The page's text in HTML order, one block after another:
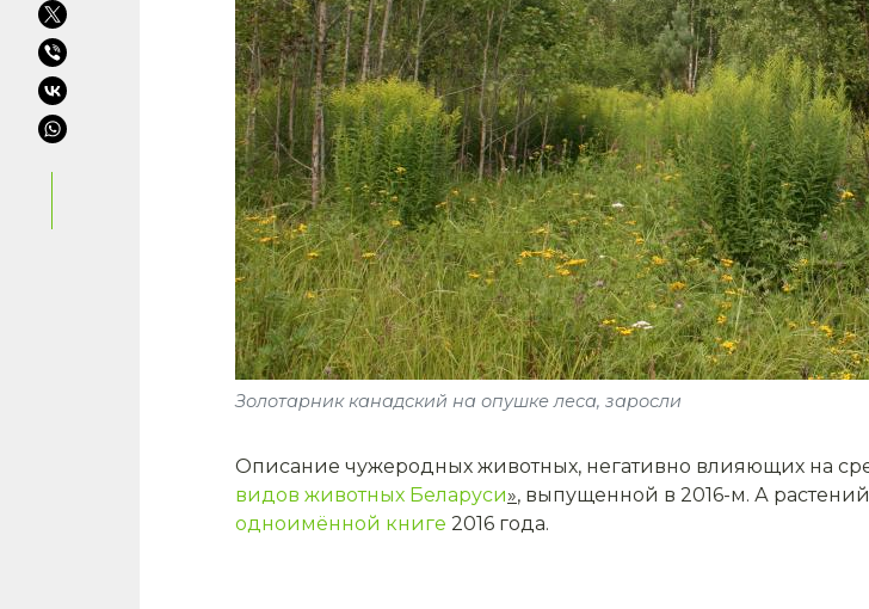
Золотарник канадский на опушке леса, заросли
Описание чужеродных животных, негативно влияющих на
видов животных Беларуси», выпущенной в 2016-м. А
одноимённой книге 2016 года.